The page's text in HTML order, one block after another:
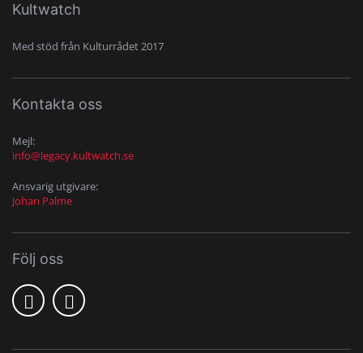
Kultwatch
Med stöd från Kulturrådet 2017
Kontakta oss
Mejl:
info@legacy.kultwatch.se
Ansvarig utgivare:
Johan Palme
Följ oss